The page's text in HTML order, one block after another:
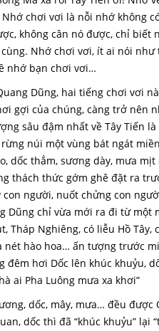
chơi vơi là nỗi nhớ không
không cân nó được, chỉ
Nhớ chơi vơi, ít ai nói
nhớ bạn chơi vơi…
Dũng, hai tiếng chơi vơi
gợi của chúng, càng trở nên
sâu đậm nhất về Tây Tiến
núi một vùng bát ngát
dốc thẳm, sương dày, mưa
thách thức gớm ghê đặt ra
con người, nuốt chửng con
Dũng chỉ vừa mới ra đi từ một
Tháp Nghiêng, có liễu Hồ
nét hào hoa… ấn tượng trước
đêm hơi Dốc lên khúc khuỷu,
ai Pha Luông mưa xa khơi”
dốc, mây, mưa… đều
dốc thì đã “khúc khuỷu” lại